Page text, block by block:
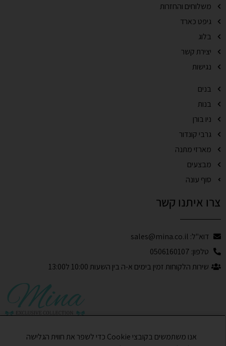
משלוחים והחזרות
גיפט כארד
בלוג
יצירת קשר
נגישות
בנים
בנות
ניו בורן
גרבי קונדור
מארזי מתנה
מבצעים
סוף עונה
צרו איתנו קשר
דוא"ל: sales@mina.co.il
טלפון: 0506160107
שירות הלקוחות זמין בימים א-ה בין השעות 10:00 ל13:00
אנו משתמשים בקובצי Cookie כדי לשפר את חווית הגלישה